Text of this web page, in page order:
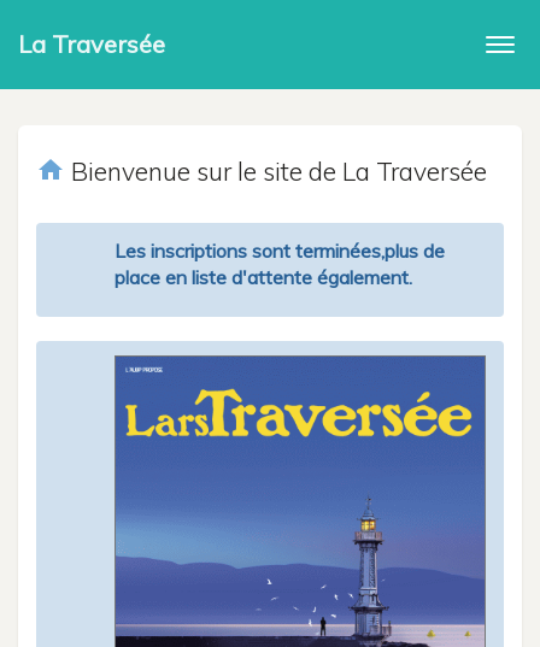
La Traversée
home Bienvenue sur le site de La Traversée
Les inscriptions sont terminées,plus de
place en liste d'attente également.